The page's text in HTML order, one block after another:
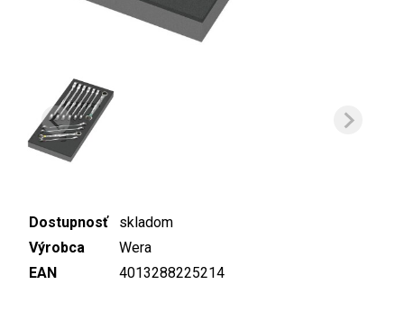
Dostupnosť
skladom
Výrobca
Wera
EAN
4013288225214